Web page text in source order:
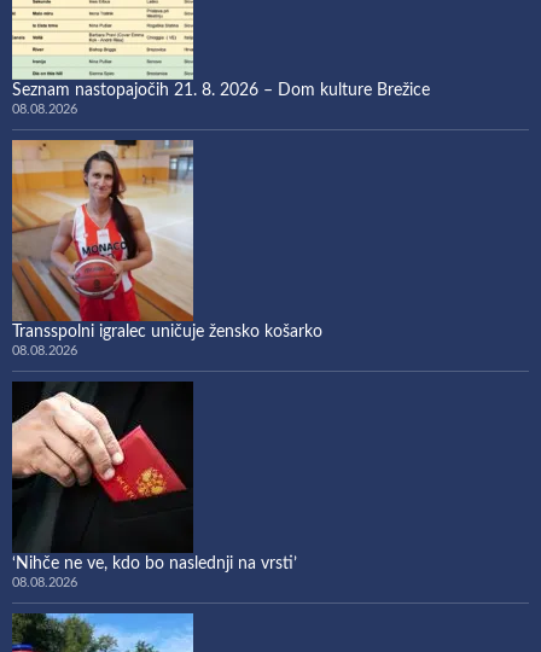
Seznam nastopajočih 21. 8. 2026 – Dom kulture Brežice
08.08.2026
Transspolni igralec uničuje žensko košarko
08.08.2026
‘Nihče ne ve, kdo bo naslednji na vrsti’
08.08.2026